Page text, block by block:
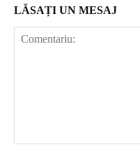
LĂSAȚI UN MESAJ